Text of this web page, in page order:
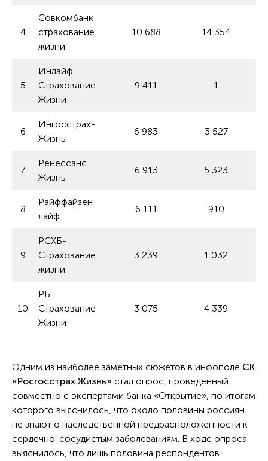
4
Совкомбанк
страхование
жизни
10 688 14 354
5
Инлайф
Страхование
Жизни
9 411 1
6
Ингосстрах-
Жизнь
6 983 3 527
7
Ренессанс
Жизнь
6 913 5 323
8
Райффайзен
лайф
6 111 910
9
РСХБ-
Страхование
жизни
3 239 1 032
10
РБ
Страхование
Жизни
3 075 4 339
Одним из наиболее заметных сюжетов в инфополе СК
«Росгосстрах Жизнь» стал опрос, проведенный
совместно с экспертами банка «Открытие», по итогам
которого выяснилось, что около половины россиян
не знают о наследственной предрасположенности к
сердечно-сосудистым заболеваниям. В ходе опроса
выяснилось, что лишь половина респондентов